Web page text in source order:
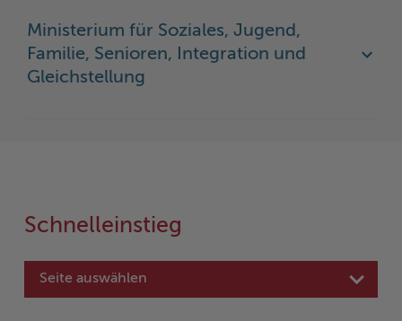
Ministerium für Soziales, Jugend,
Familie, Senioren, Integration und
Gleichstellung
Schnelleinstieg
Seite auswählen